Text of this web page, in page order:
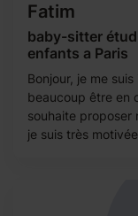
Fatim
baby-sitter
enfants a Paris
Bonjour, je me
beaucoup être en
souhaite proposer
je suis très